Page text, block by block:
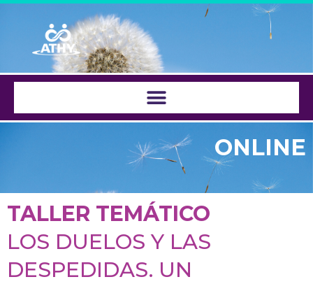
contenido
ONLINE
TALLER TEMÁTICO
LOS DUELOS Y LAS
DESPEDIDAS. UN